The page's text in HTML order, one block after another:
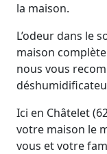
la maison.
L’odeur dans le
maison
nous vous
Ici en Châtelet
votre maison le
vous et votre